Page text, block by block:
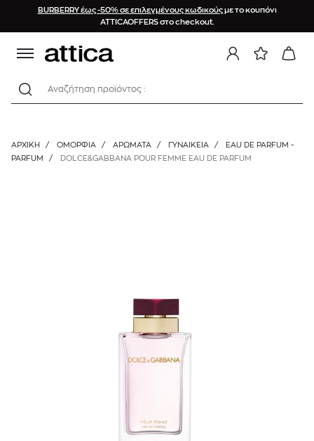
BURBERRY έως -50% σε επιλεγμένους κωδικούςμε το κουπόνι
ATTICAOFFERS στο checkout.
Αναζήτηση προϊόντος :
ΑΡΧΙΚΉ / ΟΜΟΡΦΙΑ / ΑΡΩΜΑΤΑ / ΓΥΝΑΙΚΕΊΑ /
EAU DE PARFUM -
PARFUM
/ DOLCE&GABBANA POUR FEMME EAU DE PARFUM